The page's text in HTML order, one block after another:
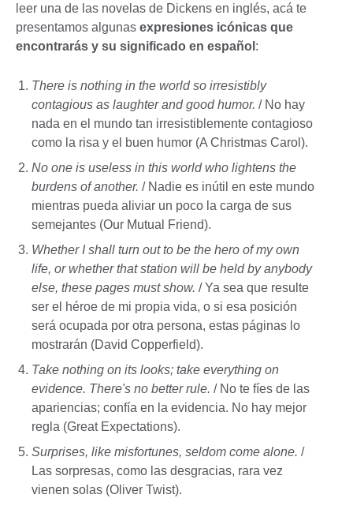
leer una de las novelas de Dickens en inglés, acá te
presentamos algunas expresiones icónicas que
encontrarás y su significado en español :
There is nothing in the world so irresistibly
contagious as laughter and good humor. / No hay
nada en el mundo tan irresistiblemente contagioso
como la risa y el buen humor (A Christmas Carol).
No one is useless in this world who lightens the
burdens of another. / Nadie es inútil en este mundo
mientras pueda aliviar un poco la carga de sus
semejantes (Our Mutual Friend).
Whether I shall turn out to be the hero of my own
life, or whether that station will be held by anybody
else, these pages must show. / Ya sea que resulte
ser el héroe de mi propia vida, o si esa posición
será ocupada por otra persona, estas páginas lo
mostrarán (David Copperfield).
Take nothing on its looks; take everything on
evidence. There's no better rule. / No te fíes de las
apariencias; confía en la evidencia. No hay mejor
regla (Great Expectations).
Surprises, like misfortunes, seldom come alone. /
Las sorpresas, como las desgracias, rara vez
vienen solas (Oliver Twist).